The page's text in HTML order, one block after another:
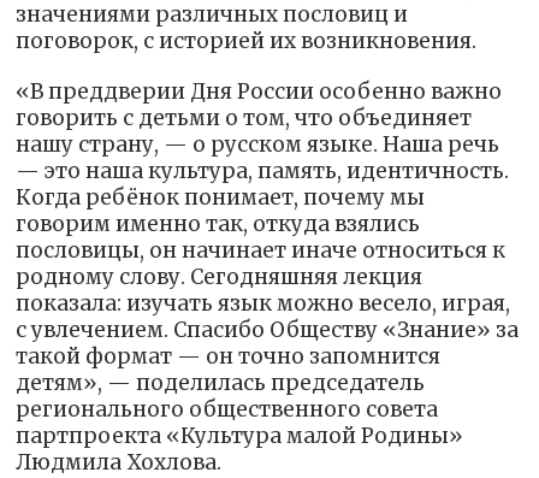
значениями различных пословиц и
поговорок, с историей их возникновения.
«В преддверии Дня России особенно важно
говорить с детьми о том, что объединяет
нашу страну, — о русском языке. Наша речь
— это наша культура, память, идентичность.
Когда ребёнок понимает, почему мы
говорим именно так, откуда взялись
пословицы, он начинает иначе относиться к
родному слову. Сегодняшняя лекция
показала: изучать язык можно весело, играя,
с увлечением. Спасибо Обществу «Знание» за
такой формат — он точно запомнится
детям», — поделилась председатель
регионального общественного совета
партпроекта «Культура малой Родины»
Людмила Хохлова.